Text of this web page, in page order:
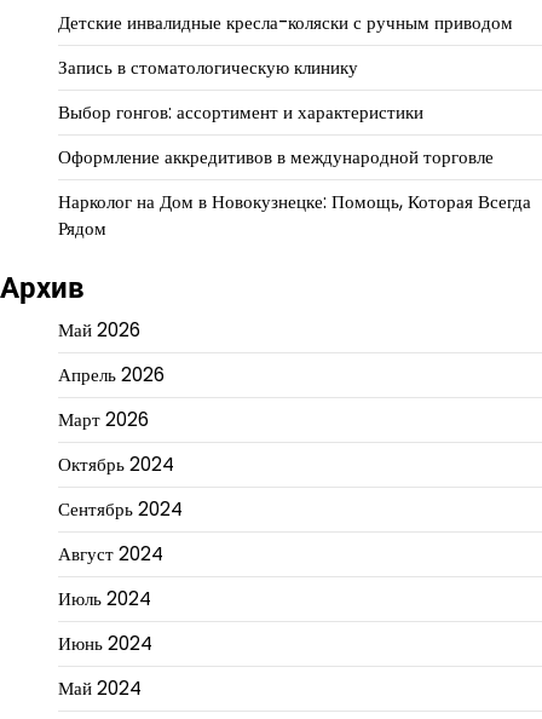
Детские инвалидные кресла-коляски с ручным приводом
Запись в стоматологическую клинику
Выбор гонгов: ассортимент и характеристики
Оформление аккредитивов в международной торговле
Нарколог на Дом в Новокузнецке: Помощь, Которая Всегда
Рядом
Архив
Май 2026
Апрель 2026
Март 2026
Октябрь 2024
Сентябрь 2024
Август 2024
Июль 2024
Июнь 2024
Май 2024